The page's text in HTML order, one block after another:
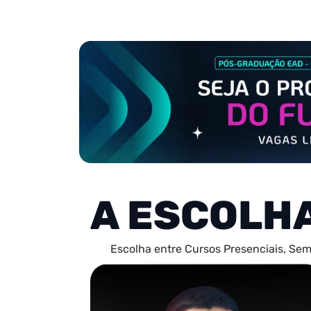
A
Escolha entre Cursos Presenciais,